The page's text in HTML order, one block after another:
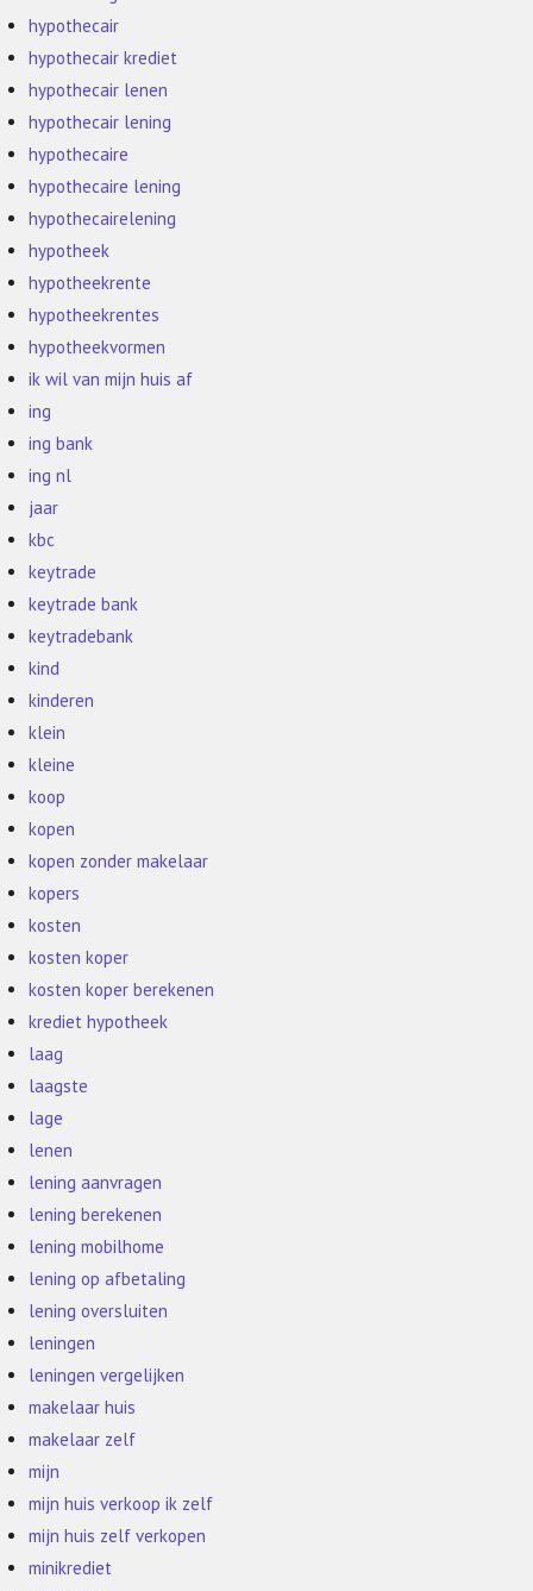
hypothecair
hypothecair krediet
hypothecair lenen
hypothecair lening
hypothecaire
hypothecaire lening
hypothecairelening
hypotheek
hypotheekrente
hypotheekrentes
hypotheekvormen
ik wil van mijn huis af
ing
ing bank
ing nl
jaar
kbc
keytrade
keytrade bank
keytradebank
kind
kinderen
klein
kleine
koop
kopen
kopen zonder makelaar
kopers
kosten
kosten koper
kosten koper berekenen
krediet hypotheek
laag
laagste
lage
lenen
lening aanvragen
lening berekenen
lening mobilhome
lening op afbetaling
lening oversluiten
leningen
leningen vergelijken
makelaar huis
makelaar zelf
mijn
mijn huis verkoop ik zelf
mijn huis zelf verkopen
minikrediet